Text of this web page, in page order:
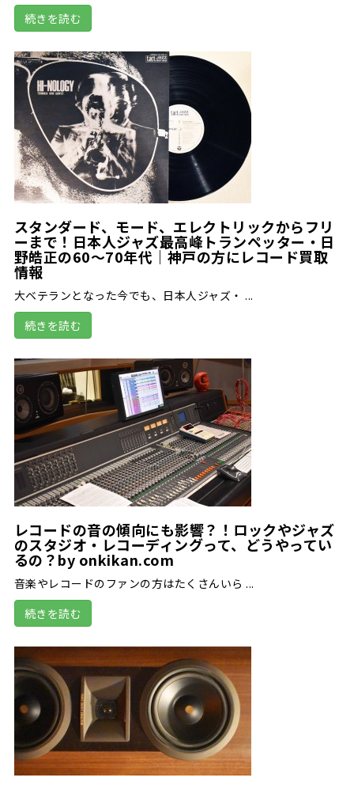
続きを読む
スタンダード、モード、エレクトリックからフリ
ーまで！日本人ジャズ最高峰トランペッター・日
野皓正の60～70年代｜神戸の方にレコード買取
情報
大ベテランとなった今でも、日本人ジャズ・ ...
続きを読む
レコードの音の傾向にも影響？！ロックやジャズ
のスタジオ・レコーディングって、どうやってい
るの？by onkikan.com
音楽やレコードのファンの方はたくさんいら ...
続きを読む